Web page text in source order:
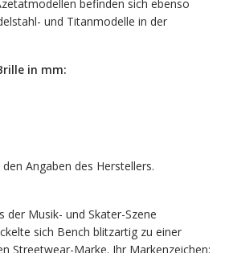
befinden sich ebenso
und Titanmodelle in der
in mm:
Angaben des Herstellers.
der Musik- und Skater-Szene
sich Bench blitzartig zu einer
Streetwear-Marke. Ihr Markenzeichen: